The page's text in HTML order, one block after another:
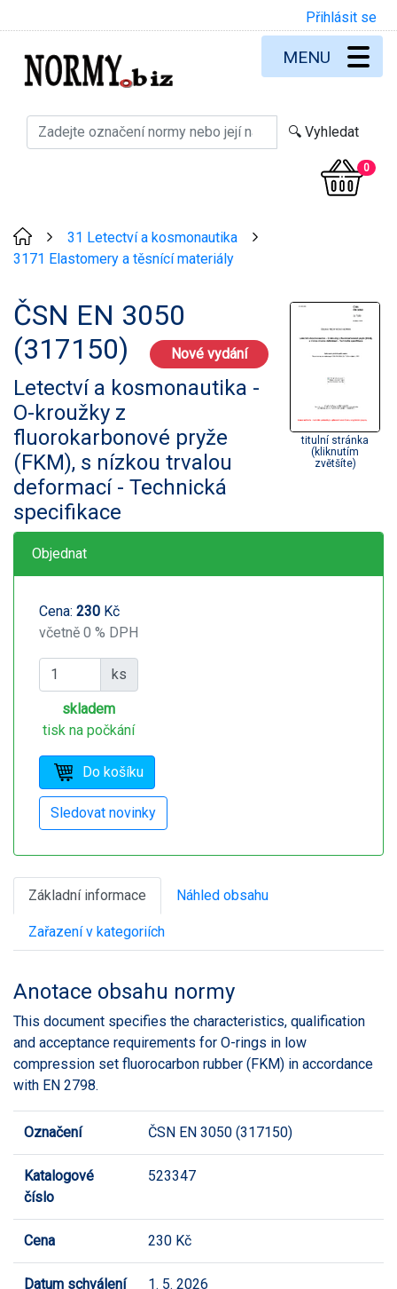
Přihlásit se
0
MENU
31 Letectví a kosmonautika
3171 Elastomery a těsnící materiály
ČSN EN 3050
(317150)
Nové vydání
Letectví a kosmonautika -
O-kroužky z
fluorokarbonové pryže
(FKM), s nízkou trvalou
deformací - Technická
specifikace
titulní stránka
(kliknutím
zvětšíte)
Objednat
Cena: 230 Kč
včetně 0 % DPH
ks
skladem
tisk na počkání
Základní informace Náhled obsahu
Zařazení v kategoriích
Anotace obsahu normy
This document specifies the characteristics, qualification
and acceptance requirements for O-rings in low
compression set fluorocarbon rubber (FKM) in accordance
with EN 2798.
Označení ČSN EN 3050 (317150)
Katalogové
číslo
523347
Cena 230 Kč
Datum schválení 1. 5. 2026